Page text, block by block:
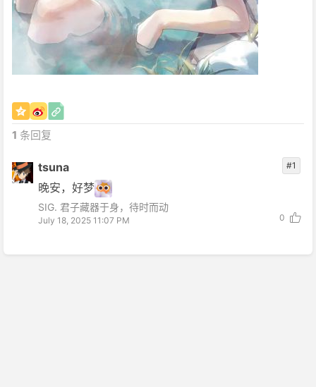
1 条回复
tsuna
晚安，好梦
SIG. 君子藏器于身，待时而动
July 18, 2025 11:07 PM
#1
0